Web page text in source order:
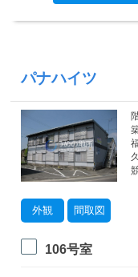
パナハイツ
外観 間取図
106号室